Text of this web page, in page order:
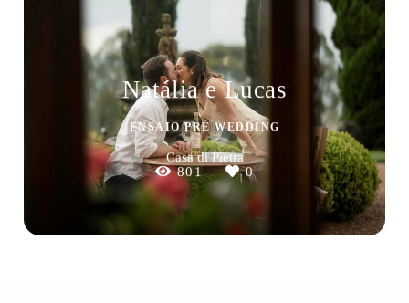
Natália e Lucas
ENSAIO PRÉ WEDDING
Casa di Pietra
801
0